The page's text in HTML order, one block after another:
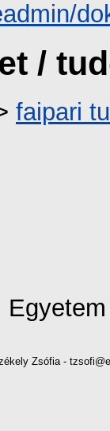
/
faipari
Egyetem
Zsófia -